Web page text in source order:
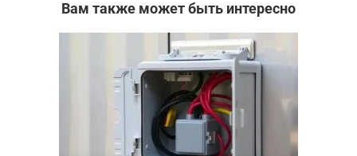
Вам также может быть интересно